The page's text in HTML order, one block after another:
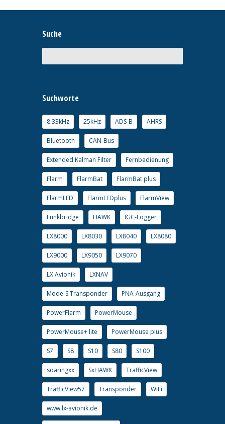
Suche
Suchworte
8.33kHz 25kHz ADS-B AHRS
Bluetooth CAN-Bus
Extended Kalman Filter Fernbedienung
Flarm FlarmBat FlarmBat plus
FlarmLED FlarmLEDplus FlarmView
Funkbridge HAWK IGC-Logger
LX8000 LX8030 LX8040 LX8080
LX9000 LX9050 LX9070
LX Avionik LXNAV
Mode-S Transponder PNA-Ausgang
PowerFlarm PowerMouse
PowerMouse+ lite PowerMouse plus
S7 S8 S10 S80 S100
soaringxx SxHAWK TrafficView
TrafficView57 Transponder WiFi
www.lx-avionik.de